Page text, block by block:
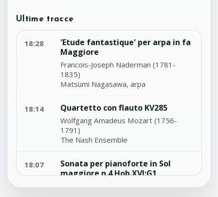
Ultime tracce
18:28
'Etude fantastique' per arpa in fa
Maggiore
Francois-Joseph Naderman (1781-
1835)
Matsumi Nagasawa, arpa
18:14 Quartetto con flauto KV285
Wolfgang Amadeus Mozart (1756-
1791)
The Nash Ensemble
18:07
Sonata per pianoforte in Sol
maggiore n.4 Hob.XVI:G1
Franz Joseph Haydn (1732-1809)